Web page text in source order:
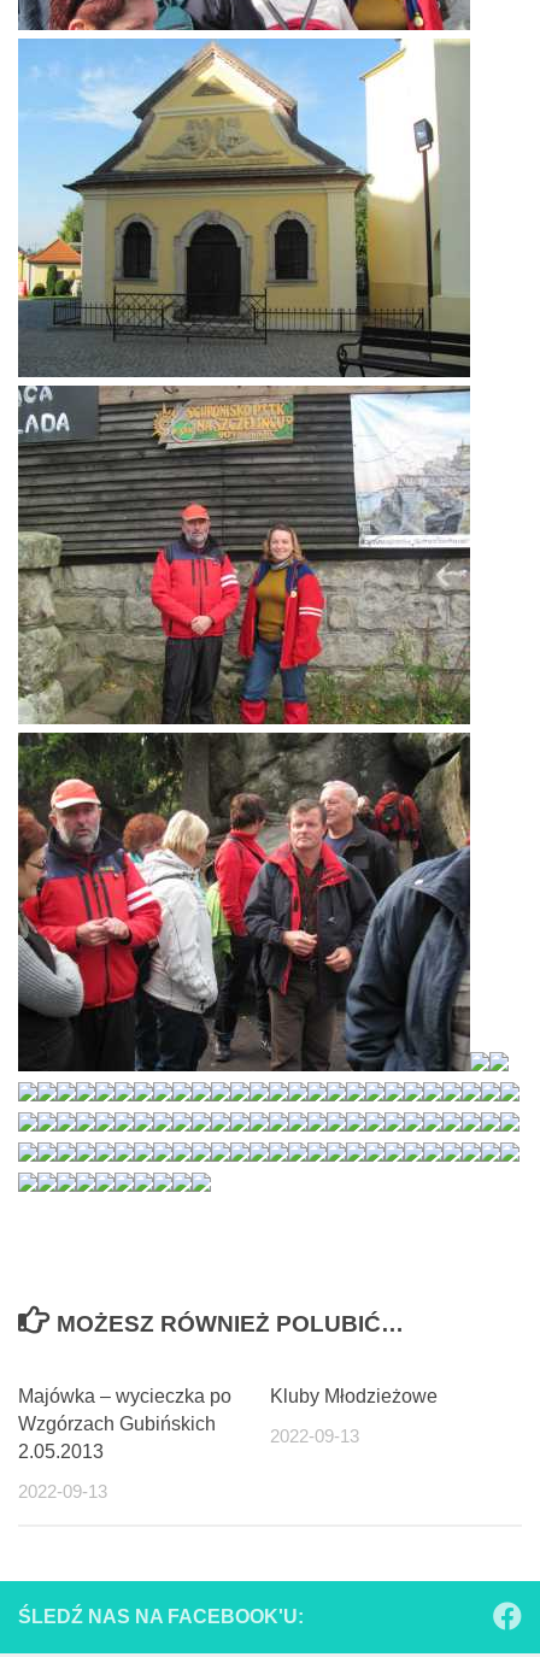
MOŻESZ RÓWNIEŻ POLUBIĆ…
Majówka – wycieczka po
Wzgórzach Gubińskich
2.05.2013
2022-09-13
Kluby Młodzieżowe
2022-09-13
ŚLEDŹ NAS NA FACEBOOK'U: